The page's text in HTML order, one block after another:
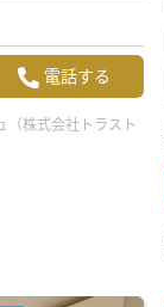
電話する
（株式会社トラスト